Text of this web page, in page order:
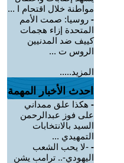
مواطنة خلال اقتحام ا ...
- روسيا: صمت الأمم
المتحدة إزاء هجمات
كييف ضد المدنيين
الروس ت ...
المزيد.....
احدث الأخبار المهمة
- هكذا علق ممداني
على فوز عبدالرحمن
السيد بالانتخابات
التمهيدي ...
- -لا يحب الشعب
اليهودي-.. ترامب يشن